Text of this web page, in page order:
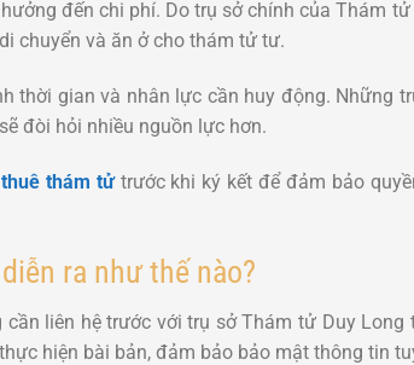
đến chi phí. Do trụ sở chính của Thám
chuyển và ăn ở cho thám tử tư.
thời gian và nhân lực cần huy động. Những
đòi hỏi nhiều nguồn lực hơn.
thám tửtrước khi ký kết để đảm bảo
ra như thế nào?
liên hệ trước với trụ sở Thám tử Duy Long
hiện bài bản, đảm bảo bảo mật thông tin